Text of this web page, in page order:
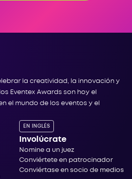
la creatividad, la innovación y
Eventex Awards son hoy el
el mundo de los eventos y el
EN INGLÉS
Involúcrate
Nomine a un juez
Conviértete en patrocinador
Conviértase en socio de medios